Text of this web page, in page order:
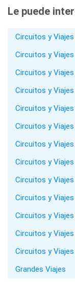
Le puede
Circuitos y
Circuitos y
Circuitos y
Circuitos y
Circuitos y
Circuitos y
Circuitos y
Circuitos y
Circuitos y
Circuitos y
Circuitos y
Circuitos y
Circuitos y
Grandes Viajes